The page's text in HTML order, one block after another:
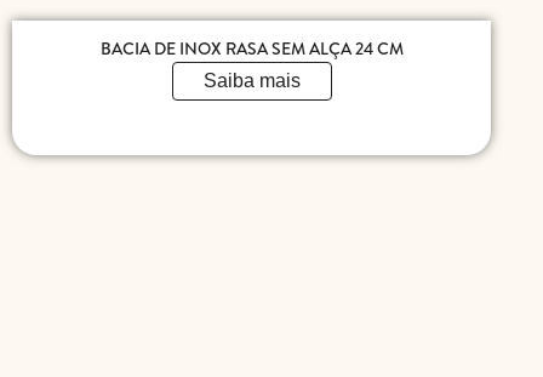
BACIA DE INOX RASA SEM ALÇA 24 CM
Saiba mais